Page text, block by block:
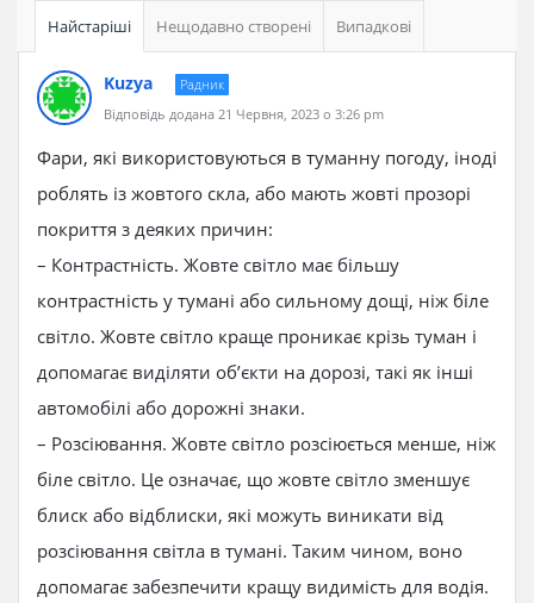
Найстаріші Нещодавно створені Випадкові
Kuzya
Радник
Відповідь додана 21 Червня, 2023 о 3:26 pm
Фари, які використовуються в туманну погоду, іноді
роблять із жовтого скла, або мають жовті прозорі
покриття з деяких причин:
– Контрастність. Жовте світло має більшу
контрастність у тумані або сильному дощі, ніж біле
світло. Жовте світло краще проникає крізь туман і
допомагає виділяти об’єкти на дорозі, такі як інші
автомобілі або дорожні знаки.
– Розсіювання. Жовте світло розсіюється менше, ніж
біле світло. Це означає, що жовте світло зменшує
блиск або відблиски, які можуть виникати від
розсіювання світла в тумані. Таким чином, воно
допомагає забезпечити кращу видимість для водія.